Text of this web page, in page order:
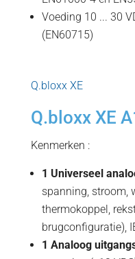
Voeding 10 ... 30
(EN60715)
Q.bloxx XE
Q.bloxx XE
Kenmerken :
1 Universeel
spanning, stroom,
thermokoppel,
brugconfiguratie),
1 Analoog